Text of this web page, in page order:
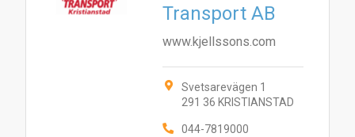
Transport AB
www.kjellssons.com
Svetsarevägen 1
291 36 KRISTIANSTAD
044-7819000